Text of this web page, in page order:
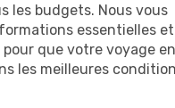
les budgets. Nous vous
essentielles
que votre voyage
les meilleures